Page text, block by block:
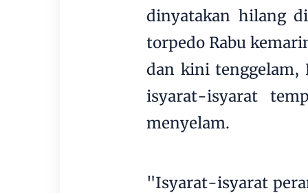
dinyatakan hilang
torpedo Rabu
dan kini tenggelam,
isyarat-isyarat
menyelam.
"Isyarat-isyarat